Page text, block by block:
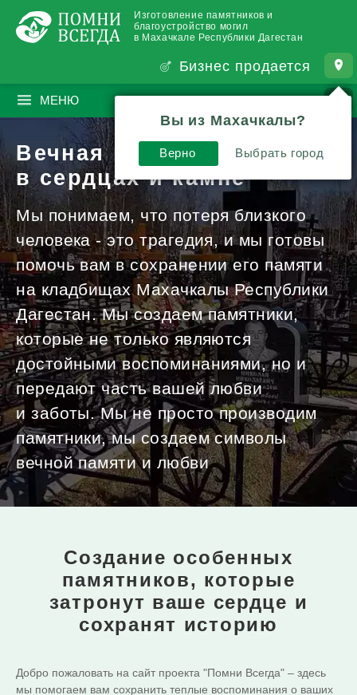
Изготовление памятников и
благоустройство могил
в Махачкале Республики Дагестан
Бизнес продается
МЕНЮ ПОИСК
Вечная память
в сердцах и камне
Мы понимаем, что потеря близкого
человека - это трагедия, и мы готовы
помочь вам в сохранении его памяти
на кладбищах Махачкалы Республики
Дагестан. Мы создаем памятники,
которые не только являются
достойными воспоминаниями, но и
передают часть вашей любви
и заботы. Мы не просто производим
памятники, мы создаем символы
вечной памяти и любви
Создание особенных
памятников, которые
затронут ваше сердце и
сохранят историю
Добро пожаловать на сайт проекта "Помни Всегда" – здесь
мы помогаем вам сохранить теплые воспоминания о ваших
Вы из Махачкалы?
Верно Выбрать город